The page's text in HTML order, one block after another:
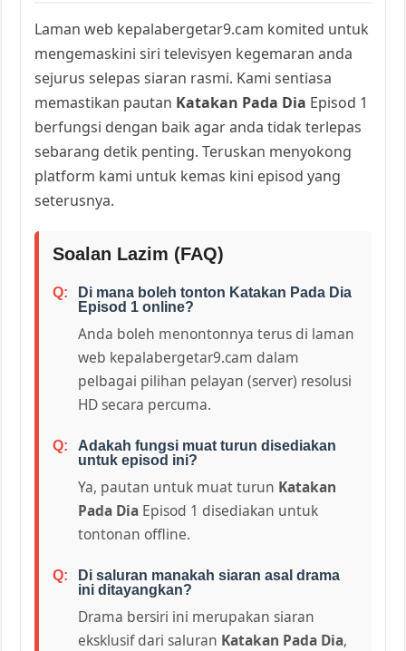
Laman web kepalabergetar9.cam komited untuk
mengemaskini siri televisyen kegemaran anda
sejurus selepas siaran rasmi. Kami sentiasa
memastikan pautan Katakan Pada Dia Episod 1
berfungsi dengan baik agar anda tidak terlepas
sebarang detik penting. Teruskan menyokong
platform kami untuk kemas kini episod yang
seterusnya.
Soalan Lazim (FAQ)
Di mana boleh tonton Katakan Pada Dia
Episod 1 online?
Anda boleh menontonnya terus di laman
web kepalabergetar9.cam dalam
pelbagai pilihan pelayan (server) resolusi
HD secara percuma.
Adakah fungsi muat turun disediakan
untuk episod ini?
Ya, pautan untuk muat turun Katakan
Pada Dia Episod 1 disediakan untuk
tontonan offline.
Di saluran manakah siaran asal drama
ini ditayangkan?
Drama bersiri ini merupakan siaran
eksklusif dari saluran Katakan Pada Dia,